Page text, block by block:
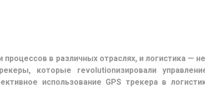
в различных отраслях, и логистика —
которые revolutionизировали
использование GPS трекера в